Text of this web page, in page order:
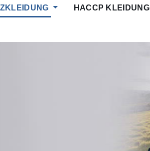
HACCP KLEIDUNG